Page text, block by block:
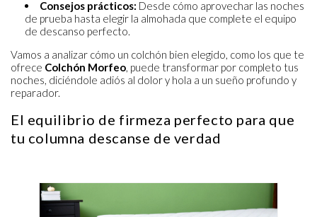
Consejos prácticos: Desde cómo aprovechar las noches
de prueba hasta elegir la almohada que complete el equipo
de descanso perfecto.
Vamos a analizar cómo un colchón bien elegido, como los que te
ofrece Colchón Morfeo , puede transformar por completo tus
noches, diciéndole adiós al dolor y hola a un sueño profundo y
reparador.
El equilibrio de firmeza perfecto para que
tu columna descanse de verdad